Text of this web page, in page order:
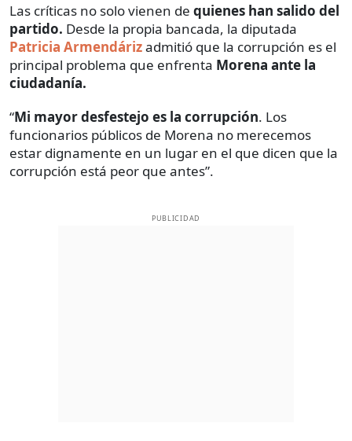
Las críticas no solo vienen de quienes han salido del
partido. Desde la propia bancada, la diputada
Patricia Armendárizadmitió que la corrupción es el
principal problema que enfrenta Morena ante la
ciudadanía.
“Mi mayor desfestejo es la corrupción. Los
funcionarios públicos de Morena no merecemos
estar dignamente en un lugar en el que dicen que la
corrupción está peor que antes”.
PUBLICIDAD